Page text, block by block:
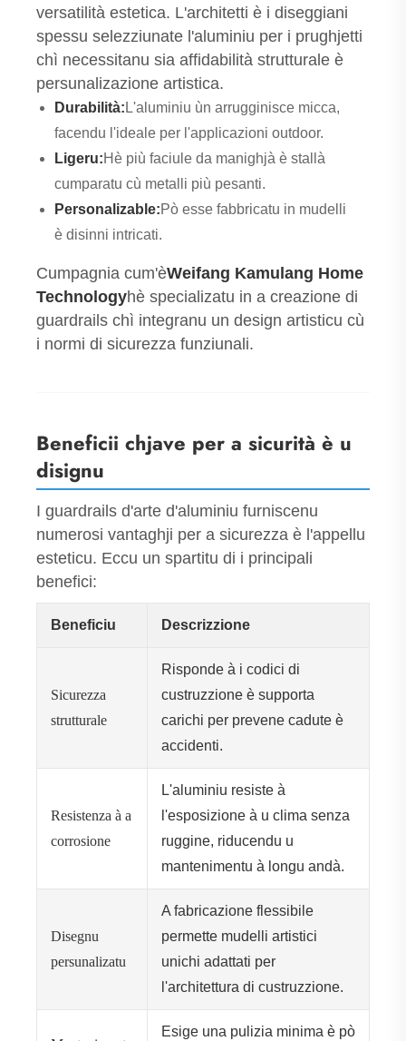
versatilità estetica. L'architetti è i diseggiani
spessu selezziunate l'aluminiu per i prughjetti
chì necessitanu sia affidabilità strutturale è
persunalizazione artistica.
Durabilità: L'aluminiu ùn arrugginisce micca,
facendu l'ideale per l'applicazioni outdoor.
Ligeru:Hè più faciule da manighjà è stallà
cumparatu cù metalli più pesanti.
Personalizable:Pò esse fabbricatu in mudelli
è disinni intricati.
Cumpagnia cum'èWeifang Kamulang Home
Technologyhè specializatu in a creazione di
guardrails chì integranu un design artisticu cù
i normi di sicurezza funziunali.
Beneficii chjave per a sicurità è u
disignu
I guardrails d'arte d'aluminiu furniscenu
numerosi vantaghji per a sicurezza è l'appellu
esteticu. Eccu un spartitu di i principali
benefici:
Beneficiu Descrizzione
Sicurezza
strutturale
Risponde à i codici di
custruzzione è supporta
carichi per prevene cadute è
accidenti.
Resistenza à a
corrosione
L'aluminiu resiste à
l'esposizione à u clima senza
ruggine, riducendu u
mantenimentu à longu andà.
Disegnu
persunalizatu
A fabricazione flessibile
permette mudelli artistici
unichi adattati per
l'architettura di custruzzione.
Esige una pulizia minima è pò